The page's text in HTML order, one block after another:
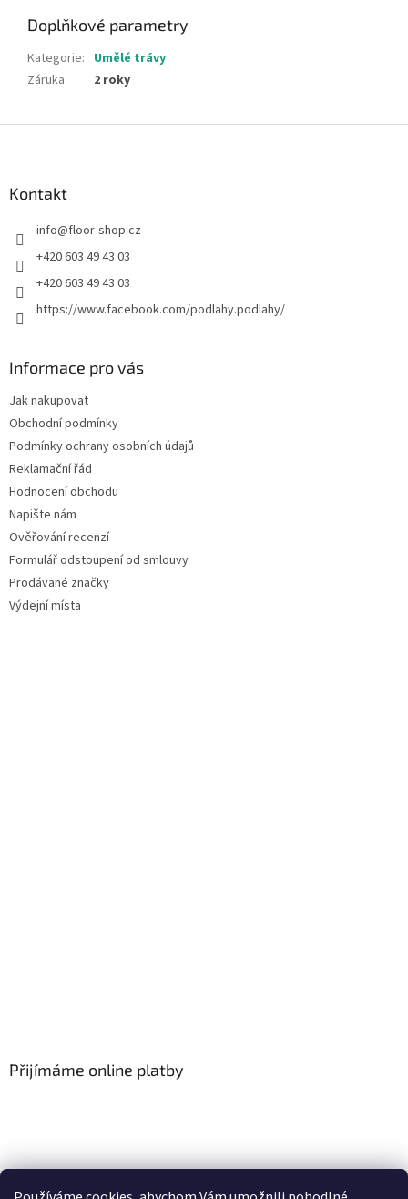
Doplňkové parametry
Kategorie: Umělé trávy
Záruka: 2 roky
Kontakt
info@floor-shop.cz
+420 603 49 43 03
+420 603 49 43 03
https://www.facebook.com/podlahy.podlahy/
Informace pro vás
Jak nakupovat
Obchodní podmínky
Podmínky ochrany osobních údajů
Reklamační řád
Hodnocení obchodu
Napište nám
Ověřování recenzí
Formulář odstoupení od smlouvy
Prodávané značky
Výdejní místa
Přijímáme online platby